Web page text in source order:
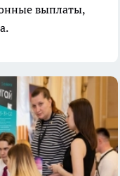
выплаты,